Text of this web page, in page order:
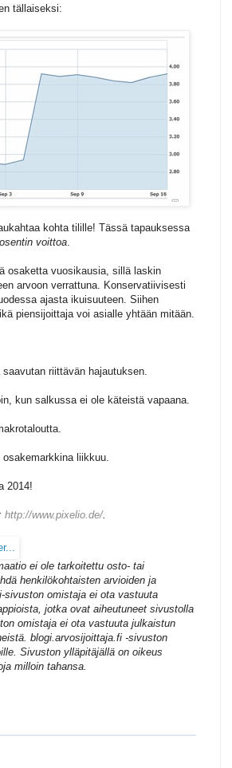
tällaiseksi:
kohta tilille! Tässä tapauksessa
voittoa
osaketta vuosikausia, sillä laskin
arvoon verrattuna. Konservatiivisesti
ajasta ikuisuuteen. Siihen
piensijoittaja voi asialle yhtään mitään.
riittävän hajautuksen.
kun salkussa ei ole käteistä vapaana.
liikkuu.
2014!
http://www.pixelio.de/.
ei ole tarkoitettu osto- tai
henkilökohtaisten arvioiden ja
sivuston omistaja ei ota vastuuta
jotka ovat aiheutuneet sivustolla
omistaja ei ota vastuuta julkaistun
blogi.arvosijoittaja.fi -sivuston
Sivuston ylläpitäjällä on oikeus
milloin tahansa.